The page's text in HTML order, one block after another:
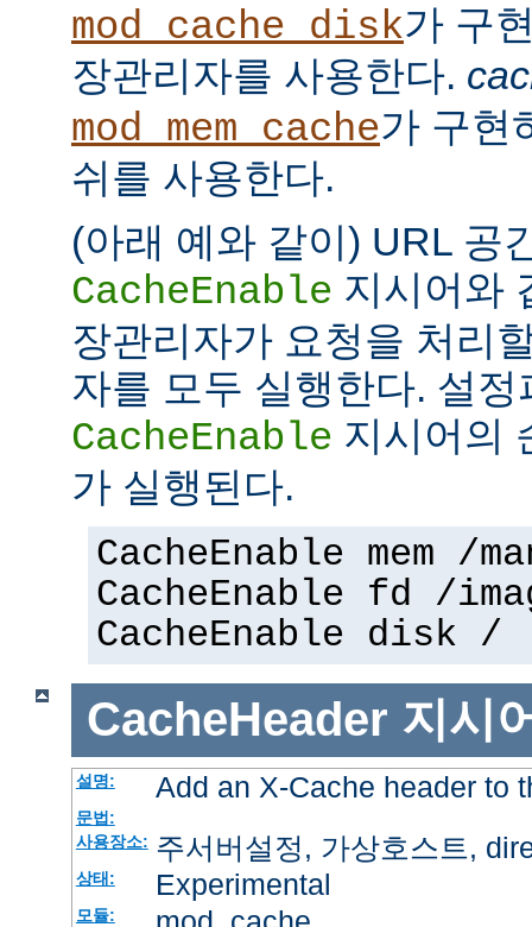
mod_cache_disk가 구
장관리자를 사용한다.
mod_mem_cache가 구현
쉬를 사용한다.
(아래 예와 같이) URL 공
CacheEnable 지시어와
장관리자가 요청을 처리
자를 모두 실행한다. 설정
CacheEnable 지시어의
가 실행된다.
CacheEnable mem /
CacheEnable fd /
CacheEnable disk /
CacheHeader 지시
설명: Add an X-Cache header to
문법:
사용장소: 주서버설정, 가상호스트,
상태: Experimental
모듈: